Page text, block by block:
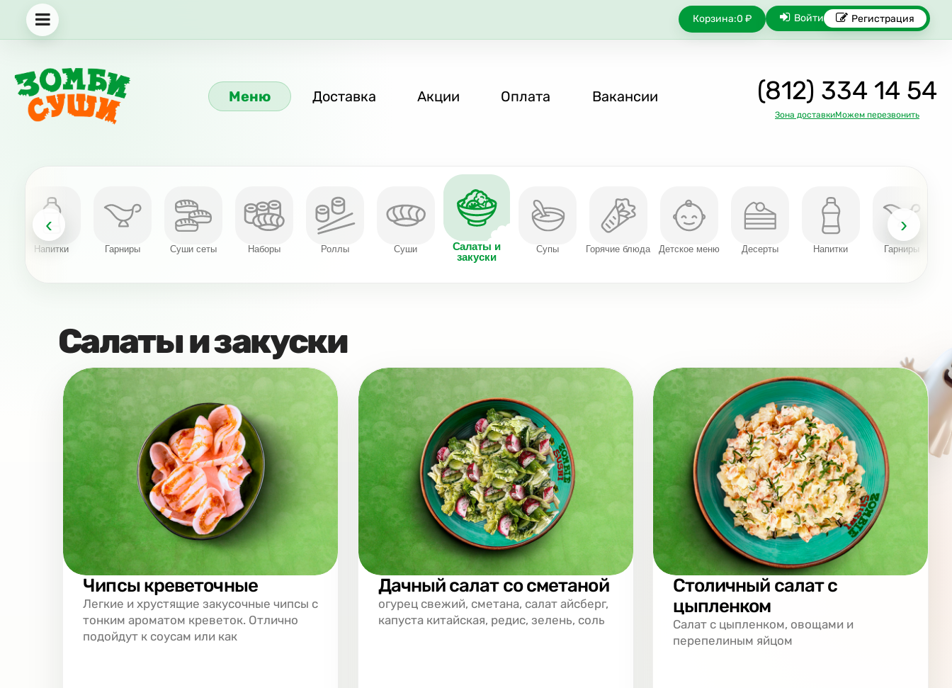
Корзина:0 ₽ Войти Регистрация
Меню Доставка Акции Оплата Вакансии (812) 334 14 54
Зона доставкиМожем перезвонить
‹
Напитки Гарниры Суши сеты Наборы Роллы Суши
Салаты и
закуски
Супы Горячие блюда Детское меню Десерты Напитки Гарниры
›
Салаты и закуски
Чипсы креветочные
Легкие и хрустящие закусочные чипсы с
тонким ароматом креветок. Отлично
подойдут к соусам или как
Дачный салат со сметаной
огурец свежий, сметана, салат айсберг,
капуста китайская, редис, зелень, соль
Столичный салат с
цыпленком
Салат с цыпленком, овощами и
перепелиным яйцом